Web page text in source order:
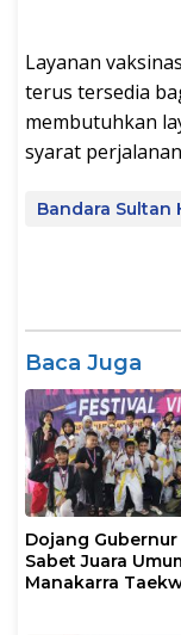
Layanan
terus tersedia
membutuhkan
syarat
Bandara Sultan
Baca Juga
Dojang Gubernur
Sabet Juara
Manakarra